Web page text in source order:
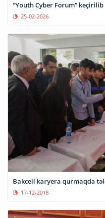
“Youth Cyber Forum” keçirilib
25-02-2026
Bakcell karyera qurmaqda
17-12-2018